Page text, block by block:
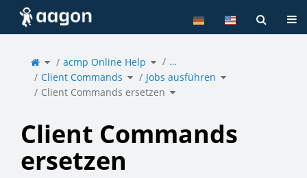
Home
Toggle
the
parent
tree
of
Client
Commands
ersetzen.
acmp Online Help Toggle
the
hierarchy
tree
under
acmp
Online
Help.
…
Client Commands Toggle
the
hierarchy
tree
under
Client
Commands.
Jobs ausführen Toggle
the
hierarchy
tree
Client Commands ersetzen Toggle
the
hierarchy
tree
Client Commands
ersetzen